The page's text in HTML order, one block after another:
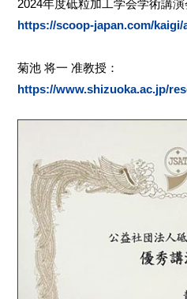
2024年度砥粒加工学会学術講演
https://scoop-japan.com/kaigi/
菊池 将一 准教授：
https://www.shizuoka.ac.jp/